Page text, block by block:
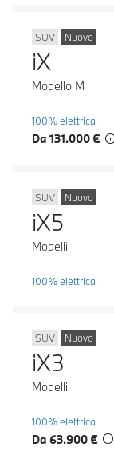
SUV Nuovo
iX
Modello M
100% elettrica
Da 131.000 €
SUV Nuovo
iX5
Modelli
100% elettrica
SUV Nuovo
iX3
Modelli
100% elettrica
Da 63.900 €